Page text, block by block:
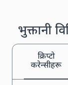
भुक्तानी
क्रिप्टो
करेन्सीहरू